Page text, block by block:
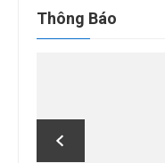
Thông Báo